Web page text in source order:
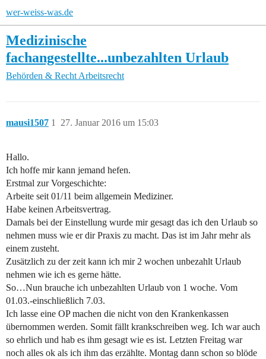
wer-weiss-was.de
Medizinische
fachangestellte...unbezahlten Urlaub
Behörden & Recht Arbeitsrecht
mausi1507 27. Januar 2016 um 15:03
1
Hallo.
Ich hoffe mir kann jemand hefen.
Erstmal zur Vorgeschichte:
Arbeite seit 01/11 beim allgemein Mediziner.
Habe keinen Arbeitsvertrag.
Damals bei der Einstellung wurde mir gesagt das ich den Urlaub so
nehmen muss wie er dir Praxis zu macht. Das ist im Jahr mehr als
einem zusteht.
Zusätzlich zu der zeit kann ich mir 2 wochen unbezahlt Urlaub
nehmen wie ich es gerne hätte.
So…Nun brauche ich unbezahlten Urlaub von 1 woche. Vom
01.03.-einschließlich 7.03.
Ich lasse eine OP machen die nicht von den Krankenkassen
übernommen werden. Somit fällt krankschreiben weg. Ich war auch
so ehrlich und hab es ihm gesagt wie es ist. Letzten Freitag war
noch alles ok als ich ihm das erzählte. Montag dann schon so blöde